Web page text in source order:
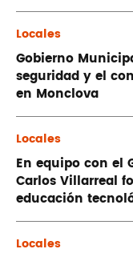
Locales
Gobierno
seguridad y el
en Monclova
Locales
En equipo con el
Carlos Villarreal
educación
Locales